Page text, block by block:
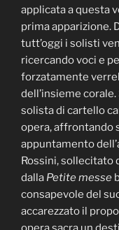
applicata a questa
prima apparizione.
tutt’oggi i solisti
ricercando voci e
forzatamente
dell’insieme
solista di cartello
opera, affrontando
appuntamento
Rossini, sollecitato
dalla Petite messe
consapevole del
accarezzato il